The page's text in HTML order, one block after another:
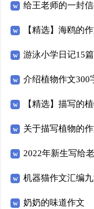
给王老师的一封
【精选】海鸥的
游泳小学日记15篇
介绍植物作文300
【精选】描写的
关于描写植物的
2022年新生写给
8篇）
机器猫作文汇编
奶奶的味道作文